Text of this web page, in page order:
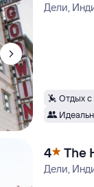
Дели,
Отдых с
4 The
Дели,